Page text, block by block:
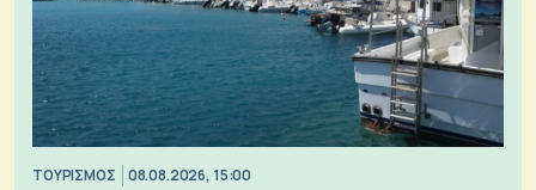
ΤΟΥΡΙΣΜΟΣ 08.08.2026, 15:00